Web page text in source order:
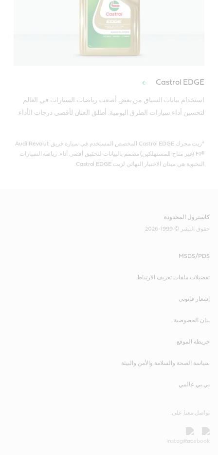
Castrol EDGE
لتحسين أداء سيارات الطرق اليومية. أطلق العنان لأقصى درجات الأداء.
*زيت محرك Castrol EDGE المخصص المستخدم في سيارة فريق Audi Revolut
F1®‎ (غير متاح للمستهلكين) مصمم بالبيانات لتحقيق أقصى أداء. رياضة السيارات
النخبوية هي ميدان الاختبار النهائي لزيت Castrol EDGE.
كاسترول المحدودة
حقوق النشر © 1999-2026
MSDS/PDS
تفضيلات ملفات تعريف الارتباط
إشعار قانوني
بيان الخصوصية
خريطة الموقع
سياسة الصحة والسلامة والأمن والبيئة
بي بي عالمي
تواصل معنا على: